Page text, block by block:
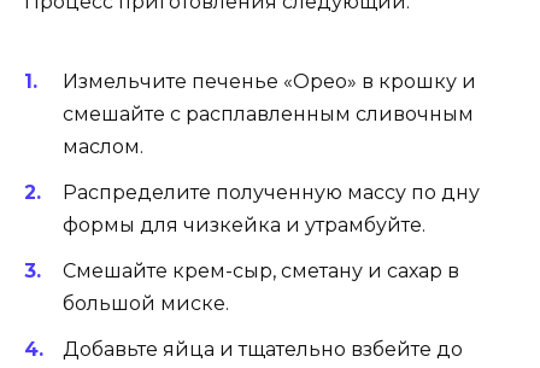
Измельчите печенье «Орео» в крошку и
смешайте с расплавленным сливочным
маслом.
Распределите полученную массу по дну
формы для чизкейка и утрамбуйте.
Смешайте крем-сыр, сметану и сахар в
большой миске.
Добавьте яйца и тщательно взбейте до